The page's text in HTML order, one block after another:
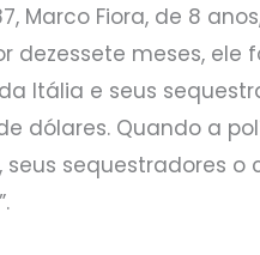
Marco Fiora, de 8
dezessete meses,
Itália e seus
dólares. Quando a
seus sequestradores